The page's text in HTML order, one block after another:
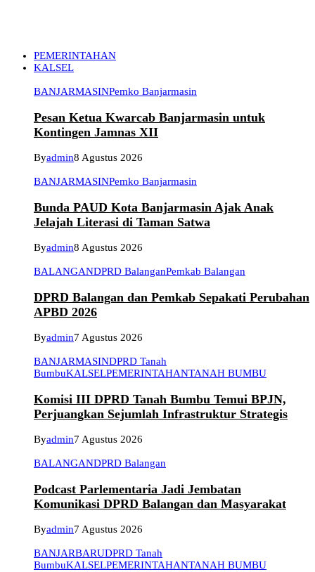
PEMERINTAHAN
KALSEL
BANJARMASINPemko Banjarmasin
Pesan Ketua Kwarcab Banjarmasin untuk
Kontingen Jamnas XII
Byadmin8 Agustus 2026
BANJARMASINPemko Banjarmasin
Bunda PAUD Kota Banjarmasin Ajak Anak
Jelajah Literasi di Taman Satwa
Byadmin8 Agustus 2026
BALANGANDPRD BalanganPemkab Balangan
DPRD Balangan dan Pemkab Sepakati Perubahan
APBD 2026
Byadmin7 Agustus 2026
BANJARMASINDPRD Tanah
BumbuKALSELPEMERINTAHANTANAH BUMBU
Komisi III DPRD Tanah Bumbu Temui BPJN,
Perjuangkan Sejumlah Infrastruktur Strategis
Byadmin7 Agustus 2026
BALANGANDPRD Balangan
Podcast Parlementaria Jadi Jembatan
Komunikasi DPRD Balangan dan Masyarakat
Byadmin7 Agustus 2026
BANJARBARUDPRD Tanah
BumbuKALSELPEMERINTAHANTANAH BUMBU